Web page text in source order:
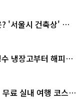
'서울시 건축상' 수
냉장고부터 해피소
료 실내 여행 코스